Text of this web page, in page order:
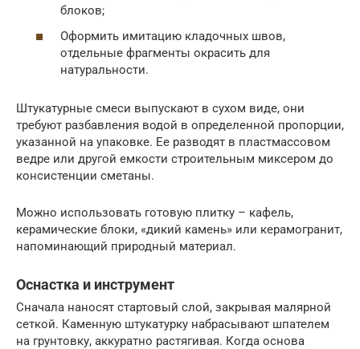
блоков;
Оформить имитацию кладочных швов,
отдельные фрагменты окрасить для
натуральности.
Штукатурные смеси выпускают в сухом виде, они
требуют разбавления водой в определенной пропорции,
указанной на упаковке. Ее разводят в пластмассовом
ведре или другой емкости строительным миксером до
консистенции сметаны.
Можно использовать готовую плитку – кафель,
керамические блоки, «дикий камень» или керамогранит,
напоминающий природный материал.
Оснастка и инструмент
Сначала наносят стартовый слой, закрывая малярной
сеткой. Каменную штукатурку набрасывают шпателем
на грунтовку, аккуратно растягивая. Когда основа